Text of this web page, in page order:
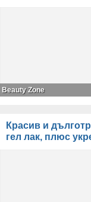
Beauty Zone
Красив и
гел лак, плюс